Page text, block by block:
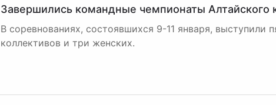
Завершились командные чемпионаты Алтайского
В соревнованиях, состоявшихся 9-11 января, выступили
коллективов и три женских.